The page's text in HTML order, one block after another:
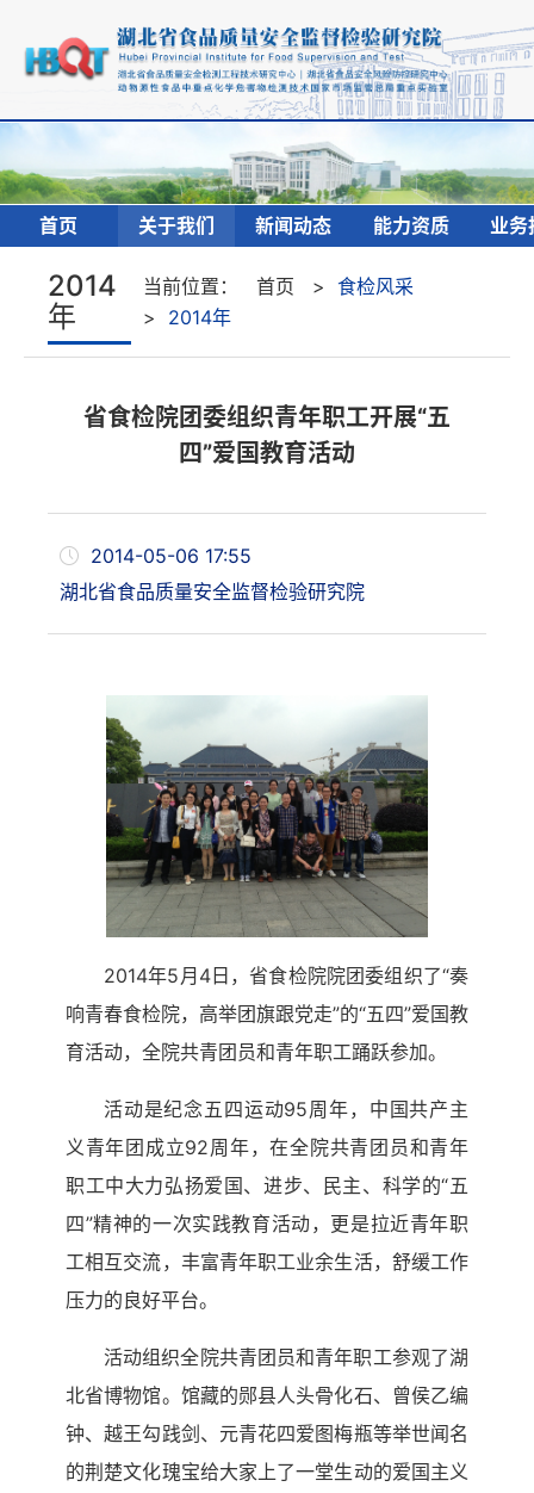
首页 关于我们 新闻动态 能力资质 业务
2014
年
当前位置： 首页 > 食检风采
>
2014年
省食检院团委组织青年职工开展“五
四”爱国教育活动
2014-05-06 17:55
湖北省食品质量安全监督检验研究院
2014年5月4日，省食检院院团委组织了“奏
响青春食检院，高举团旗跟党走”的“五四”爱国教
育活动，全院共青团员和青年职工踊跃参加。
活动是纪念五四运动95周年，中国共产主
义青年团成立92周年，在全院共青团员和青年
职工中大力弘扬爱国、进步、民主、科学的“五
四”精神的一次实践教育活动，更是拉近青年职
工相互交流，丰富青年职工业余生活，舒缓工作
压力的良好平台。
活动组织全院共青团员和青年职工参观了湖
北省博物馆。馆藏的郧县人头骨化石、曾侯乙编
钟、越王勾践剑、元青花四爱图梅瓶等举世闻名
的荆楚文化瑰宝给大家上了一堂生动的爱国主义